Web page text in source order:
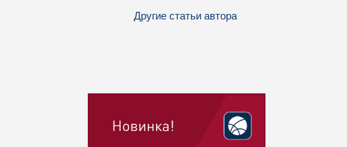
Другие статьи автора